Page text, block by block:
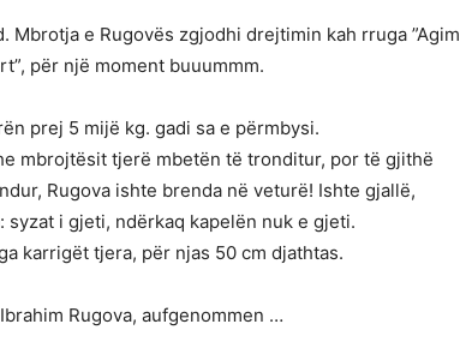
e Rugovës zgjodhi drejtimin kah rruga ”Agim
për një moment buuummm.
prej 5 mijë kg. gadi sa e përmbysi.
mbrojtësit tjerë mbetën të tronditur, por të gjithë
Rugova ishte brenda në veturë! Ishte gjallë,
i gjeti, ndërkaq kapelën nuk e gjeti.
karrigët tjera, për njas 50 cm djathtas.
Rugova, aufgenommen …